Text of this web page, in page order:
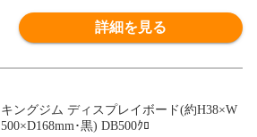
詳細を見る
キングジム ディスプレイボード(約H38×W
500×D168mm･黒) DB500ｸﾛ